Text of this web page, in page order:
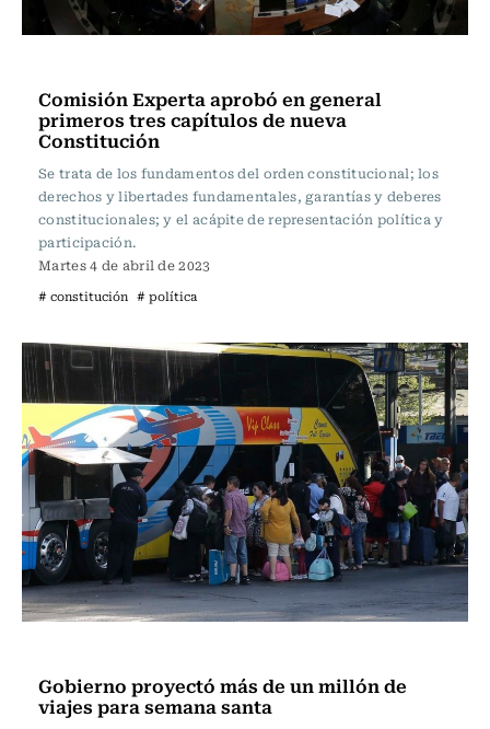
Comisión Experta aprobó en general
primeros tres capítulos de nueva
Constitución
Se trata de los fundamentos del orden constitucional; los
derechos y libertades fundamentales, garantías y deberes
constitucionales; y el acápite de representación política y
participación.
Martes 4 de abril de 2023
# constitución # política
Gobierno proyectó más de un millón de
viajes para semana santa